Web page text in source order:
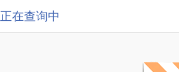
正在查询中